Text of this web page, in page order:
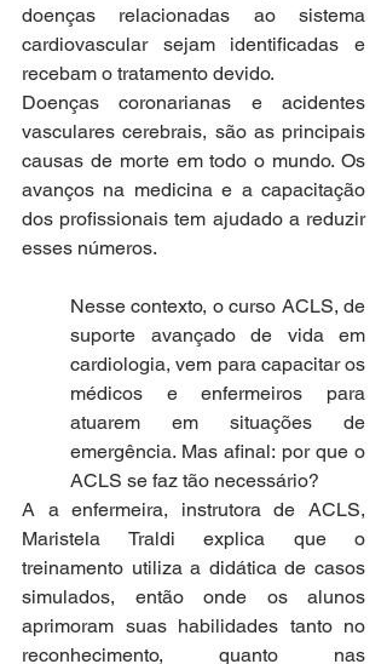
doenças relacionadas ao sistema
cardiovascular sejam identificadas e
recebam o tratamento devido.
Doenças coronarianas e acidentes
vasculares cerebrais, são as principais
causas de morte em todo o mundo. Os
avanços na medicina e a capacitação
dos profissionais tem ajudado a reduzir
esses números.
Nesse contexto, o curso ACLS, de
suporte avançado de vida em
cardiologia, vem para capacitar os
médicos e enfermeiros para
atuarem em situações de
emergência. Mas afinal: por que o
ACLS se faz tão necessário?
A a enfermeira, instrutora de ACLS,
Maristela Traldi explica que o
treinamento utiliza a didática de casos
simulados, então onde os alunos
aprimoram suas habilidades tanto no
reconhecimento, quanto nas